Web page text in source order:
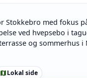
Stokkebro med fokus
ved hvepsebo i
og sommerhus
mapLokal side